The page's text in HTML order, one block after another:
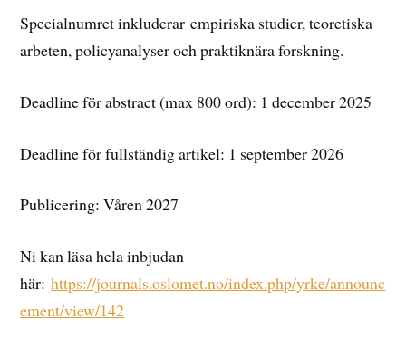
Specialnumret inkluderar empiriska studier, teoretiska
arbeten, policyanalyser och praktiknära forskning.
Deadline för abstract (max 800 ord): 1 december 2025
Deadline för fullständig artikel: 1 september 2026
Publicering: Våren 2027
Ni kan läsa hela inbjudan
här:https://journals.oslomet.no/index.php/yrke/announc
ement/view/142